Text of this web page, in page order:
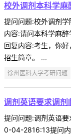
校外调剂本科学麻
提问问题:校外调剂
内容:请问本科学麻
回复内容:考生，你
招生简章。 ...
徐州医科大学考研问题
调剂英语要求调
提问问题:调剂英语
0-04-2816:13提问